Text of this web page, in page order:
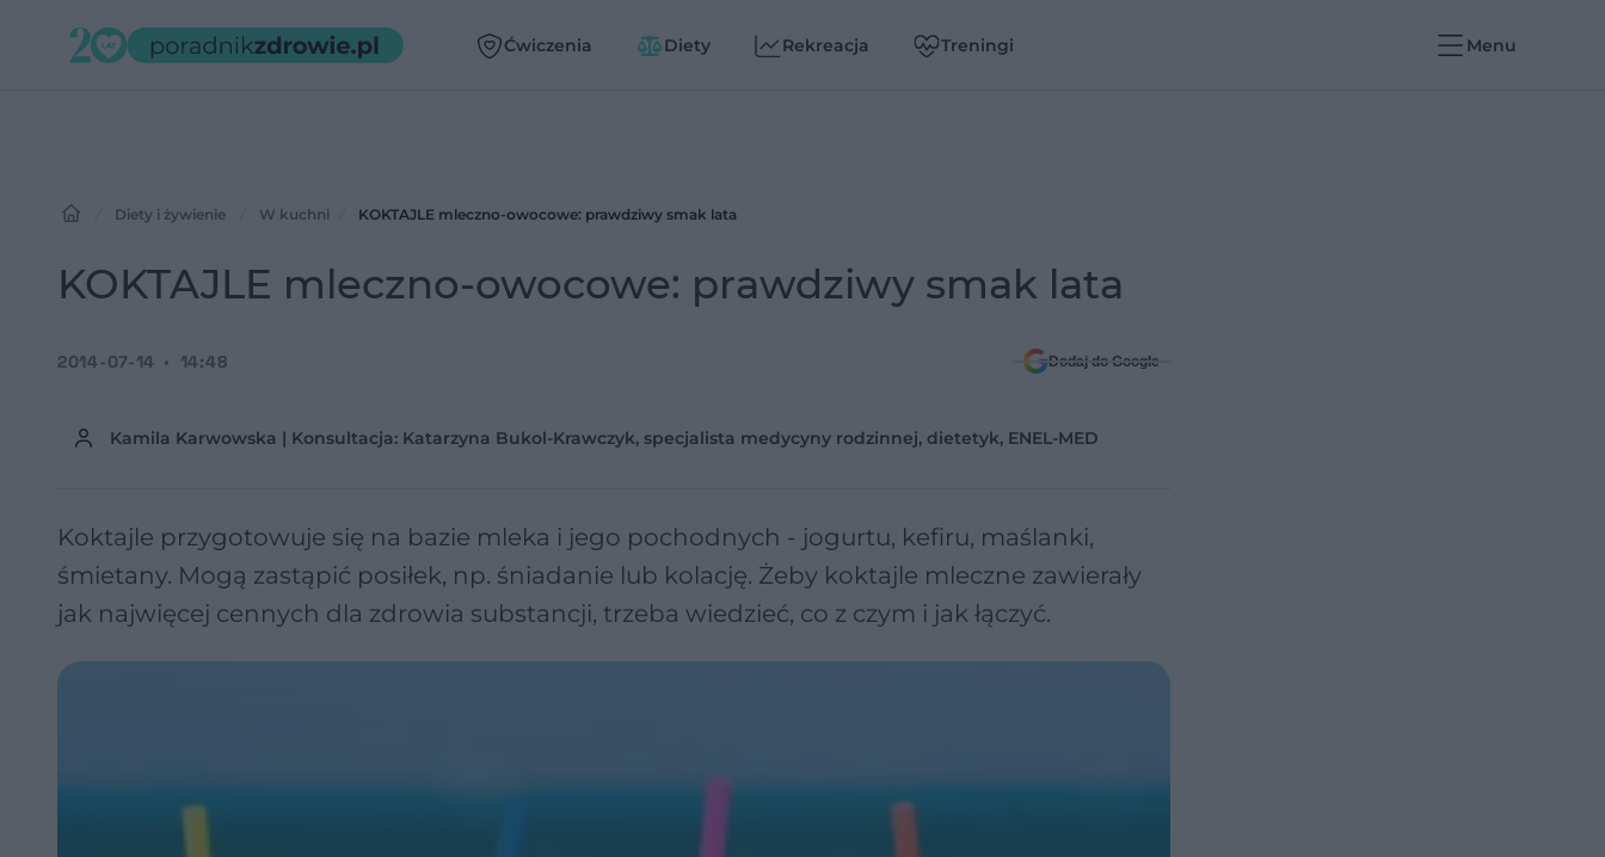
Ćwiczenia Diety Rekreacja Treningi Menu
Diety i żywienie W kuchni KOKTAJLE mleczno-owocowe: prawdziwy smak lata
KOKTAJLE mleczno-owocowe: prawdziwy smak lata
Kamila Karwowska | Konsultacja: Katarzyna Bukol-Krawczyk, specjalista medycyny rodzinnej, dietetyk, ENEL-MED
2014-07-14 14:48 Dodaj do Google
Koktajle przygotowuje się na bazie mleka i jego pochodnych - jogurtu, kefiru, maślanki,
śmietany. Mogą zastąpić posiłek, np. śniadanie lub kolację. Żeby koktajle mleczne zawierały
jak najwięcej cennych dla zdrowia substancji, trzeba wiedzieć, co z czym i jak łączyć.